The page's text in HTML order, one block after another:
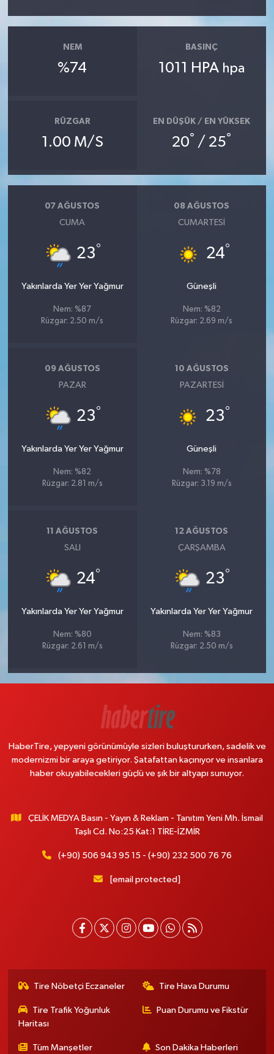
NEM
%74
BASINÇ
1011 HPA hpa
RÜZGAR
1.00 M/S
EN DÜŞÜK / EN YÜKSEK
20° / 25°
07 AĞUSTOS
CUMA
23°
Yakınlarda Yer Yer Yağmur
Nem: %87
Rüzgar: 2.50 m/s
08 AĞUSTOS
CUMARTESI
24°
Güneşli
Nem: %82
Rüzgar: 2.69 m/s
09 AĞUSTOS
PAZAR
23°
Yakınlarda Yer Yer Yağmur
Nem: %82
Rüzgar: 2.81 m/s
10 AĞUSTOS
PAZARTESI
23°
Güneşli
Nem: %78
Rüzgar: 3.19 m/s
11 AĞUSTOS
SALI
24°
Yakınlarda Yer Yer Yağmur
Nem: %80
Rüzgar: 2.61 m/s
12 AĞUSTOS
ÇARŞAMBA
23°
Yakınlarda Yer Yer Yağmur
Nem: %83
Rüzgar: 2.50 m/s
HaberTire, yepyeni görünümüyle sizleri buluştururken, sadelik ve
modernizmi bir araya getiriyor. Şatafattan kaçınıyor ve insanlara
haber okuyabilecekleri güçlü ve şık bir altyapı sunuyor.
ÇELİK MEDYA Basın - Yayın & Reklam - Tanıtım Yeni Mh. İsmail
Taşlı Cd. No:25 Kat:1 TİRE-İZMİR
(+90) 506 943 95 15 - (+90) 232 500 76 76
[email protected]
Tire Nöbetçi Eczaneler Tire Hava Durumu
Tire Trafik Yoğunluk
Haritası
Puan Durumu ve Fikstür
Tüm Manşetler Son Dakika Haberleri